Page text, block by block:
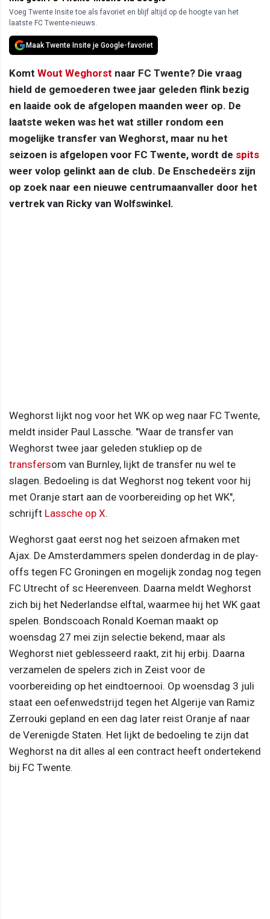
Voeg Twente Insite toe als favoriet en blijf altijd op de hoogte van het
laatste FC Twente-nieuws.
Maak Twente Insite je Google-favoriet
Komt Wout Weghorst naar FC Twente? Die vraag
hield de gemoederen twee jaar geleden flink bezig
en laaide ook de afgelopen maanden weer op. De
laatste weken was het wat stiller rondom een
mogelijke transfer van Weghorst, maar nu het
seizoen is afgelopen voor FC Twente, wordt de spits
weer volop gelinkt aan de club. De Enschedeërs zijn
op zoek naar een nieuwe centrumaanvaller door het
vertrek van Ricky van Wolfswinkel.
Weghorst lijkt nog voor het WK op weg naar FC Twente,
meldt insider Paul Lassche. "Waar de transfer van
Weghorst twee jaar geleden stukliep op de
transfersom van Burnley, lijkt de transfer nu wel te
slagen. Bedoeling is dat Weghorst nog tekent voor hij
met Oranje start aan de voorbereiding op het WK",
schrijft Lassche op X.
Weghorst gaat eerst nog het seizoen afmaken met
Ajax. De Amsterdammers spelen donderdag in de play-
offs tegen FC Groningen en mogelijk zondag nog tegen
FC Utrecht of sc Heerenveen. Daarna meldt Weghorst
zich bij het Nederlandse elftal, waarmee hij het WK gaat
spelen. Bondscoach Ronald Koeman maakt op
woensdag 27 mei zijn selectie bekend, maar als
Weghorst niet geblesseerd raakt, zit hij erbij. Daarna
verzamelen de spelers zich in Zeist voor de
voorbereiding op het eindtoernooi. Op woensdag 3 juli
staat een oefenwedstrijd tegen het Algerije van Ramiz
Zerrouki gepland en een dag later reist Oranje af naar
de Verenigde Staten. Het lijkt de bedoeling te zijn dat
Weghorst na dit alles al een contract heeft ondertekend
bij FC Twente.